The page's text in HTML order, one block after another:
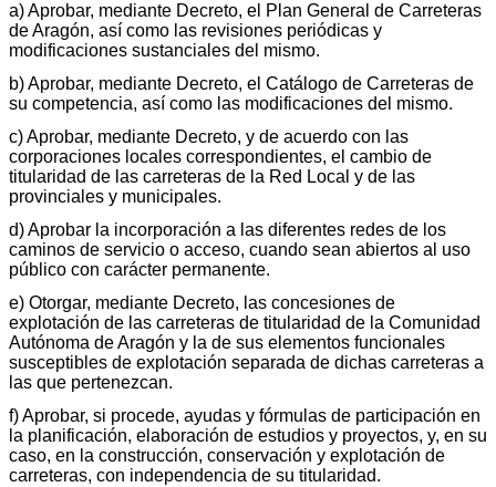
a) Aprobar, mediante Decreto, el Plan General de Carreteras
de Aragón, así como las revisiones periódicas y
modificaciones sustanciales del mismo.
b) Aprobar, mediante Decreto, el Catálogo de Carreteras de
su competencia, así como las modificaciones del mismo.
c) Aprobar, mediante Decreto, y de acuerdo con las
corporaciones locales correspondientes, el cambio de
titularidad de las carreteras de la Red Local y de las
provinciales y municipales.
d) Aprobar la incorporación a las diferentes redes de los
caminos de servicio o acceso, cuando sean abiertos al uso
público con carácter permanente.
e) Otorgar, mediante Decreto, las concesiones de
explotación de las carreteras de titularidad de la Comunidad
Autónoma de Aragón y la de sus elementos funcionales
susceptibles de explotación separada de dichas carreteras a
las que pertenezcan.
f) Aprobar, si procede, ayudas y fórmulas de participación en
la planificación, elaboración de estudios y proyectos, y, en su
caso, en la construcción, conservación y explotación de
carreteras, con independencia de su titularidad.